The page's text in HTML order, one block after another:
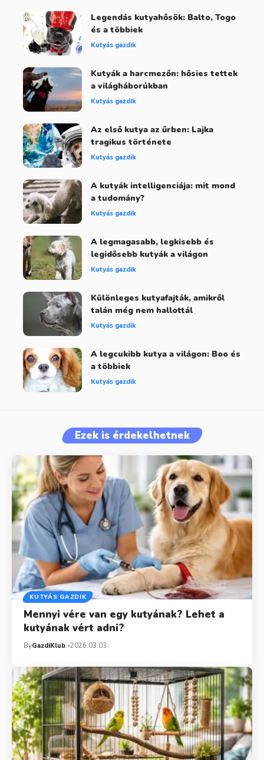
Legendás kutyahősök: Balto, Togo
és a többiek
Kutyás gazdik
Kutyák a harcmezőn: hősies tettek
a világháborúkban
Kutyás gazdik
Az első kutya az űrben: Lajka
tragikus története
Kutyás gazdik
A kutyák intelligenciája: mit mond
a tudomány?
Kutyás gazdik
A legmagasabb, legkisebb és
legidősebb kutyák a világon
Kutyás gazdik
Különleges kutyafajták, amikről
talán még nem hallottál
Kutyás gazdik
A legcukibb kutya a világon: Boo és
a többiek
Kutyás gazdik
Ezek is érdekelhetnek
KUTYÁS GAZDIK
Mennyi vére van egy kutyának? Lehet a
kutyának vért adni?
ByGazdiKlub 2026.03.03.